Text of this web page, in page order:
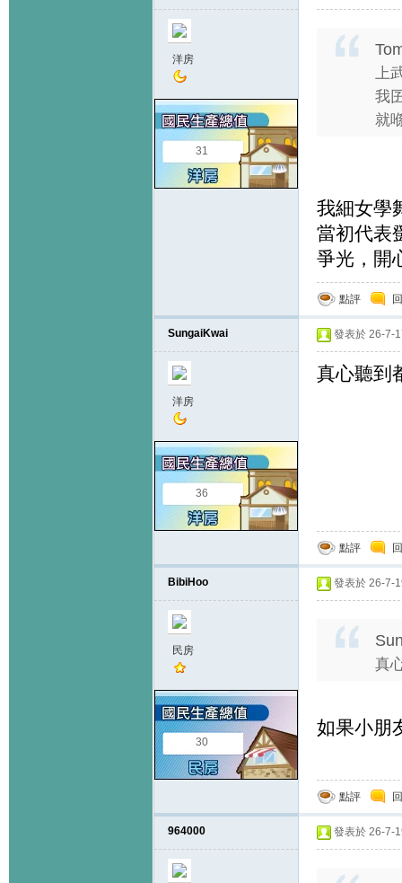
洋房
31
上
我
就
我細女學
當初代表
爭光，開
點評
SungaiKwai
洋房
36
發表於 26-7-
真心聽到
點評
BibiHoo
民房
30
發表於 26-7-
真
如果小朋
點評
964000 發表於 26-7-